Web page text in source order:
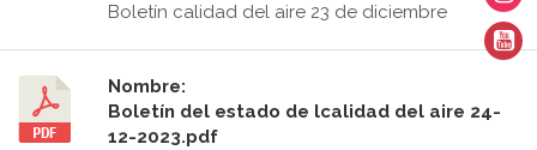
Boletín calidad del aire 23 de diciembre
Nombre:
Boletín del estado de lcalidad del aire 24-
12-2023.pdf